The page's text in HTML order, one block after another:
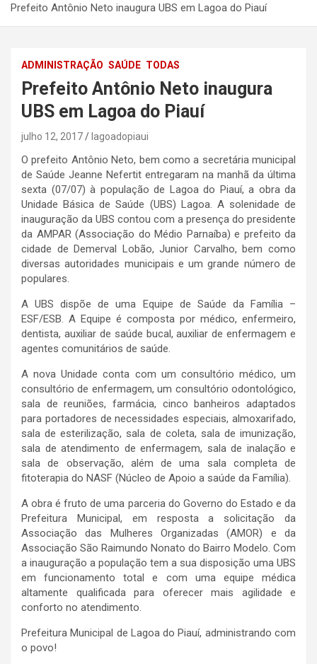
Prefeito Antônio Neto inaugura UBS em Lagoa do Piauí
ADMINISTRAÇÃO SAÚDE TODAS
Prefeito Antônio Neto inaugura
UBS em Lagoa do Piauí
julho 12, 2017 lagoadopiaui
O prefeito Antônio Neto, bem como a secretária municipal
de Saúde Jeanne Nefertit entregaram na manhã da última
sexta (07/07) à população de Lagoa do Piauí, a obra da
Unidade Básica de Saúde (UBS) Lagoa. A solenidade de
inauguração da UBS contou com a presença do presidente
da AMPAR (Associação do Médio Parnaíba) e prefeito da
cidade de Demerval Lobão, Junior Carvalho, bem como
diversas autoridades municipais e um grande número de
populares.
A UBS dispõe de uma Equipe de Saúde da Família –
ESF/ESB. A Equipe é composta por médico, enfermeiro,
dentista, auxiliar de saúde bucal, auxiliar de enfermagem e
agentes comunitários de saúde.
A nova Unidade conta com um consultório médico, um
consultório de enfermagem, um consultório odontológico,
sala de reuniões, farmácia, cinco banheiros adaptados
para portadores de necessidades especiais, almoxarifado,
sala de esterilização, sala de coleta, sala de imunização,
sala de atendimento de enfermagem, sala de inalação e
sala de observação, além de uma sala completa de
fitoterapia do NASF (Núcleo de Apoio a saúde da Família).
A obra é fruto de uma parceria do Governo do Estado e da
Prefeitura Municipal, em resposta a solicitação da
Associação das Mulheres Organizadas (AMOR) e da
Associação São Raimundo Nonato do Bairro Modelo. Com
a inauguração a população tem a sua disposição uma UBS
em funcionamento total e com uma equipe médica
altamente qualificada para oferecer mais agilidade e
conforto no atendimento.
Prefeitura Municipal de Lagoa do Piauí, administrando com
o povo!